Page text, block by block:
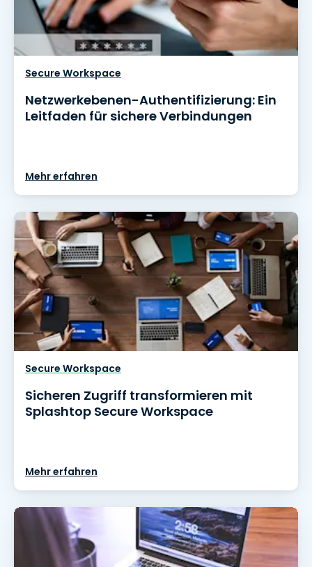
Secure Workspace
Netzwerkebenen-Authentifizierung: Ein
Leitfaden für sichere Verbindungen
Mehr erfahren
Secure Workspace
Sicheren Zugriff transformieren mit
Splashtop Secure Workspace
Mehr erfahren